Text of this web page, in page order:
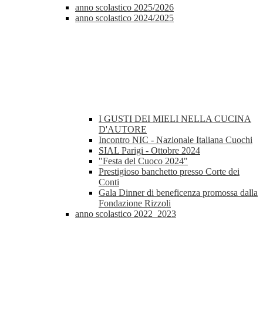
anno scolastico 2025/2026
anno scolastico 2024/2025
I GUSTI DEI MIELI NELLA CUCINA
D'AUTORE
Incontro NIC - Nazionale Italiana Cuochi
SIAL Parigi - Ottobre 2024
"Festa del Cuoco 2024"
Prestigioso banchetto presso Corte dei
Conti
Gala Dinner di beneficenza promossa dalla
Fondazione Rizzoli
anno scolastico 2022_2023